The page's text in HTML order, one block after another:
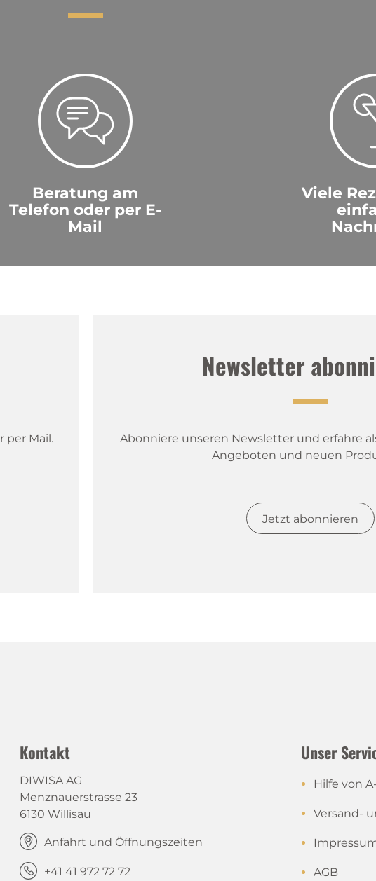
Beratung am
Telefon oder per E-
Mail
Viele
per Mail.
Newsletter
Abonniere unseren Newsletter und erfahre
Angeboten und neuen
Jetzt abonnieren
Kontakt
DIWISA AG
Menznauerstrasse 23
6130 Willisau
Anfahrt und Öffnungszeiten
+41 41 972 72 72
Unser
Hilfe von
Versand-
AGB